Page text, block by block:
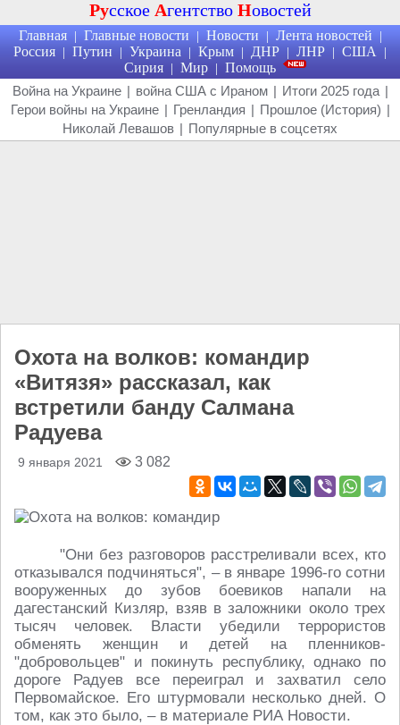
Русское Агентство Новостей
Главная | Главные новости | Новости | Лента новостей |
Россия | Путин | Украина | Крым | ДНР | ЛНР | США |
Сирия | Мир | Помощь
Война на Украине | война США с Ираном | Итоги 2025 года |
Герои войны на Украине | Гренландия | Прошлое (История) |
Николай Левашов | Популярные в соцсетях
Охота на волков: командир
«Витязя» рассказал, как
встретили банду Салмана
Радуева
9 января 2021 3 082
"Они без разговоров расстреливали всех, кто
отказывался подчиняться", – в январе 1996-го сотни
вооруженных до зубов боевиков напали на
дагестанский Кизляр, взяв в заложники около трех
тысяч человек. Власти убедили террористов
обменять женщин и детей на пленников-
"добровольцев" и покинуть республику, однако по
дороге Радуев все переиграл и захватил село
Первомайское. Его штурмовали несколько дней. О
том, как это было, – в материале РИА Новости.